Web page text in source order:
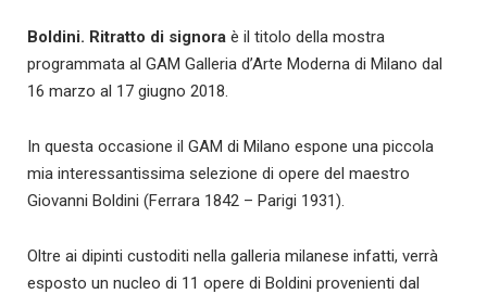
Boldini. Ritratto di signora è il titolo della mostra
programmata al GAM Galleria d’Arte Moderna di Milano dal
16 marzo al 17 giugno 2018.
In questa occasione il GAM di Milano espone una piccola
mia interessantissima selezione di opere del maestro
Giovanni Boldini (Ferrara 1842 – Parigi 1931).
Oltre ai dipinti custoditi nella galleria milanese infatti, verrà
esposto un nucleo di 11 opere di Boldini provenienti dal